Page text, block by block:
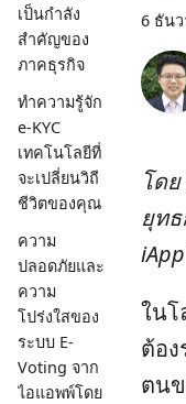
เป็นกำลัง
สำคัญของ
ภาคธุรกิจ
ทำความรู้จัก
e-KYC
เทคโนโลยีที่
จะเปลี่ยนวิถี
ชีวิตของคุณ
ความ
ปลอดภัยและ
ความ
โปร่งใสของ
ระบบ E-
Voting จาก
ไอแอพพ์โดย
6 ธัน
โด
ยุทธ
ใน
ต้อง
ตน